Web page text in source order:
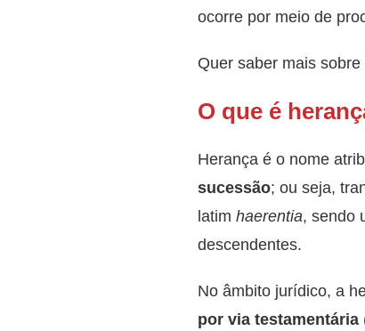
ocorre por meio de
Quer saber mais
O que é
Herança é o nome
sucessão; ou seja,
latim haerentia, sendo
descendentes.
No âmbito jurídico, a
por via testamentária